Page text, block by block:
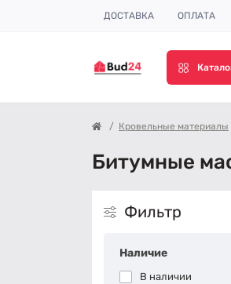
ДОСТАВКА ОПЛАТА
Кровельные материалы
Битумные
Фильтр
Наличие
В наличии